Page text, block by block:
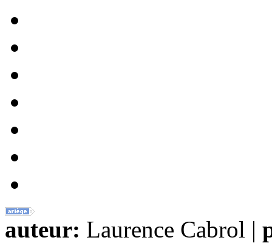
auteur: Laurence Cabrol |